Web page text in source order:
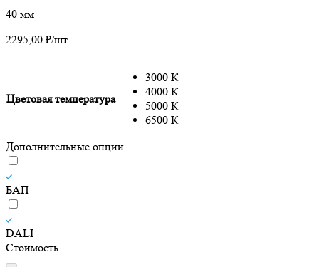
40 мм
2295,00 ₽/шт.
Цветовая температура
3000 К
4000 К
5000 К
6500 К
Дополнительные опции
БАП
DALI
Стоимость